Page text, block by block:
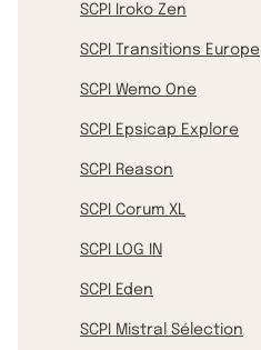
SCPI Iroko Zen
SCPI Transitions Europe
SCPI Wemo One
SCPI Epsicap Explore
SCPI Reason
SCPI Corum XL
SCPI LOG IN
SCPI Eden
SCPI Mistral Sélection